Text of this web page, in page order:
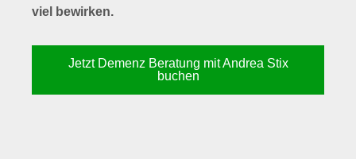
viel bewirken.
Jetzt Demenz Beratung mit Andrea Stix
buchen